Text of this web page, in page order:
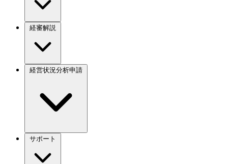
経審解説
経営状況分析申請
サポート